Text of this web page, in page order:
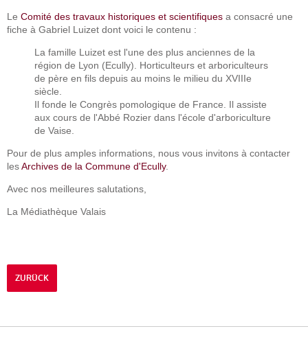
Le Comité des travaux historiques et scientifiques a consacré une
fiche à Gabriel Luizet dont voici le contenu :
La famille Luizet est l'une des plus anciennes de la
région de Lyon (Ecully). Horticulteurs et arboriculteurs
de père en fils depuis au moins le milieu du XVIIIe
siècle.
Il fonde le Congrès pomologique de France. Il assiste
aux cours de l'Abbé Rozier dans l'école d'arboriculture
de Vaise.
Pour de plus amples informations, nous vous invitons à contacter
lesArchives de la Commune d'Ecully.
Avec nos meilleures salutations,
La Médiathèque Valais
ZURÜCK